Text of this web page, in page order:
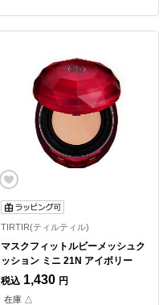
TIRTIR(ティルティル)
マスクフィットルビーメッシュク
ッション ミニ 21N アイボリー
税込 1,430 円
在庫 △